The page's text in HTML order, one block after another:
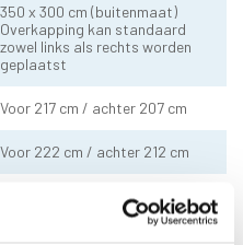
350 x 300 cm (buitenmaat)
Overkapping kan standaard
zowel links als rechts worden
geplaatst
Voor 217 cm / achter 207 cm
Voor 222 cm / achter 212 cm
10 x 10 cm - 1 stuks incl.